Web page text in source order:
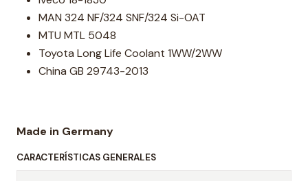
MAN 324 NF/324 SNF/324 Si-OAT
MTU MTL 5048
Toyota Long Life Coolant 1WW/2WW
China GB 29743-2013
Made in Germany
CARACTERÍSTICAS GENERALES